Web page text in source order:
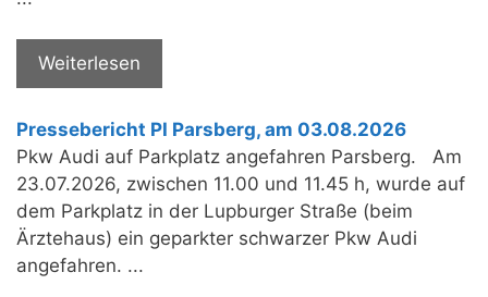
Weiterlesen
Pressebericht PI Parsberg, am 03.08.2026
Pkw Audi auf Parkplatz angefahren Parsberg. Am
23.07.2026, zwischen 11.00 und 11.45 h, wurde auf
dem Parkplatz in der Lupburger Straße (beim
Ärztehaus) ein geparkter schwarzer Pkw Audi
angefahren. ...